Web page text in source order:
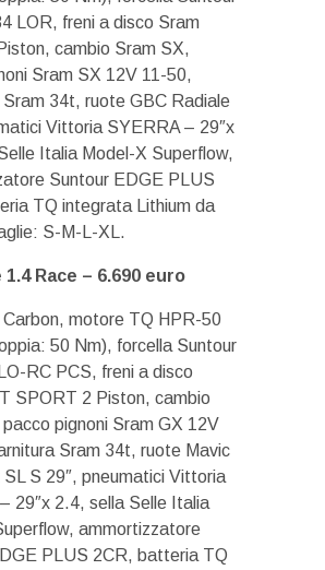
LOR, freni a disco Sram
cambio Sram SX,
Sram SX 12V 11-50,
Sram 34t, ruote GBC Radiale
Vittoria SYERRA – 29″x
Italia Model-X Superflow,
Suntour EDGE PLUS
TQ integrata Lithium da
S-M-L-XL.
1.4 Race – 6.690 euro
Carbon, motore TQ HPR-50
50 Nm), forcella Suntour
RC PCS, freni a disco
SPORT 2 Piston, cambio
pignoni Sram GX 12V
Sram 34t, ruote Mavic
S 29″, pneumatici Vittoria
29″x 2.4, sella Selle Italia
ammortizzatore
PLUS 2CR, batteria TQ